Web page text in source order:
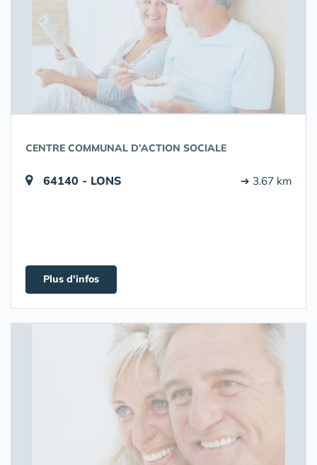
CENTRE COMMUNAL D’ACTION SOCIALE
64140 - LONS ➔ 3.67 km
Plus d'infos